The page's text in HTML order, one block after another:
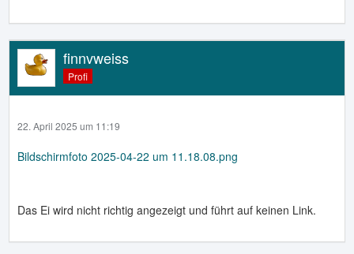
finnvweiss
Profi
22. April 2025 um 11:19
Bildschirmfoto 2025-04-22 um 11.18.08.png
Das Ei wird nicht richtig angezeigt und führt auf keinen Link.